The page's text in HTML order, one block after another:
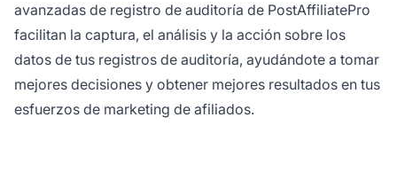
avanzadas de registro de auditoría de PostAffiliatePro
facilitan la captura, el análisis y la acción sobre los
datos de tus registros de auditoría, ayudándote a tomar
mejores decisiones y obtener mejores resultados en tus
esfuerzos de marketing de afiliados.